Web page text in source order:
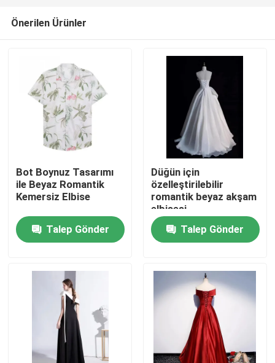
Ev
Hakkımızda
Önerilen Ürünler
Bot Boynuz Tasarımı
ile Beyaz Romantik
Kemersiz Elbise
Talep Gönder
Düğün için
özelleştirilebilir
romantik beyaz akşam
elbisesi
Talep Gönder